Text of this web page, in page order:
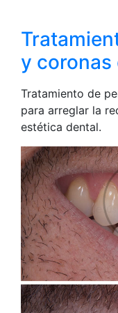
y coronas
Tratamiento de
para arreglar la
estética dental.